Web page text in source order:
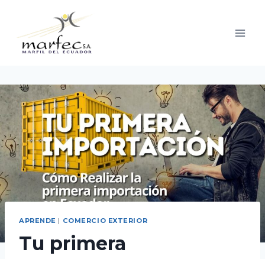
contenido
APRENDE | COMERCIO EXTERIOR
Tu primera